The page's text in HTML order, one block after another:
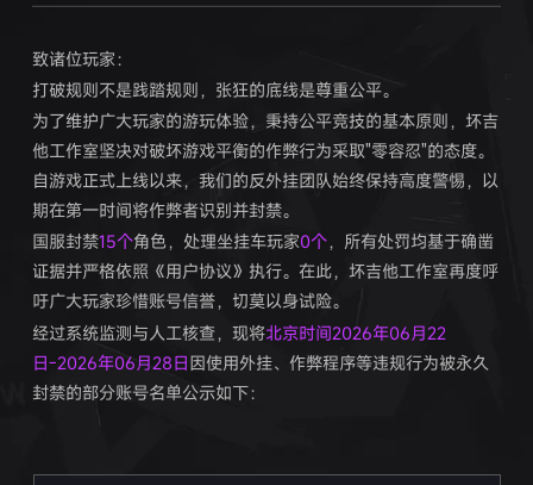
致诸位玩家：
打破规则不是践踏规则，张狂的底线是尊重公平。
为了维护广大玩家的游玩体验，秉持公平竞技的基本原则，坏吉
他工作室坚决对破坏游戏平衡的作弊行为采取"零容忍"的态度。
自游戏正式上线以来，我们的反外挂团队始终保持高度警惕，以
期在第一时间将作弊者识别并封禁。
国服封禁15个角色，处理坐挂车玩家0个，所有处罚均基于确凿
证据并严格依照《用户协议》执行。在此，坏吉他工作室再度呼
吁广大玩家珍惜账号信誉，切莫以身试险。
经过系统监测与人工核查，现将北京时间2026年06月22
日-2026年06月28日因使用外挂、作弊程序等违规行为被永久
封禁的部分账号名单公示如下：